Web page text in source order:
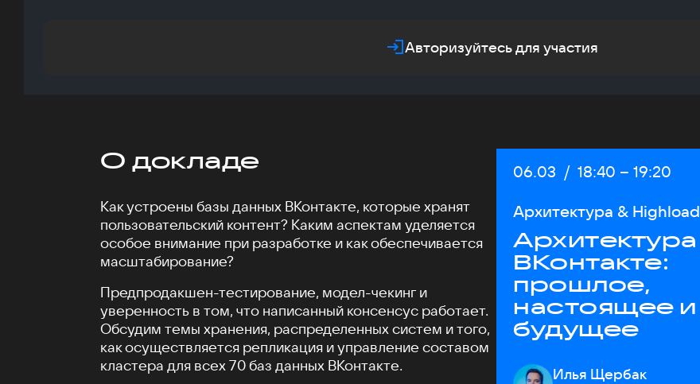
Авторизуйтесь для участия
О докладе
Как устроены базы данных ВКонтакте, которые хранят
пользовательский контент? Каким аспектам уделяется
особое внимание при разработке и как обеспечивается
масштабирование?
Предпродакшен-тестирование, модел-чекинг и
уверенность в том, что написанный консенсус работает.
Обсудим темы хранения, распределенных систем и того,
как осуществляется репликация и управление составом
кластера для всех 70 баз данных ВКонтакте.
Дата:
06.03 / Начало:
18:40 – Конец:
19:20
Архитектура & Highload
Архитектура
ВКонтакте:
прошлое,
настоящее и
будущее
Илья Щербак